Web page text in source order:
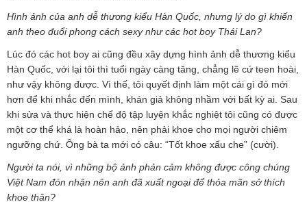
Hình ảnh của anh dễ thương kiểu Hàn Quốc, nhưng lý do gì khiến
anh theo đuổi phong cách sexy như các hot boy Thái Lan?
Lúc đó các hot boy ai cũng đều xây dựng hình ảnh dễ thương kiểu
Hàn Quốc, với lại tôi thì tuổi ngày càng tăng, chẳng lẽ cứ teen hoài,
như vậy không được. Vì thế, tôi quyết định làm một cái gì đó mới
hơn để khi nhắc đến mình, khán giả không nhầm với bất kỳ ai. Sau
khi sửa và thực hiện chế độ tập luyện khắc nghiệt tôi cũng có được
một cơ thể khá là hoàn hảo, nên phải khoe cho mọi người chiêm
ngưỡng chứ. Ông bà ta mới có câu: “Tốt khoe xấu che” (cười).
Người ta nói, vì những bộ ảnh phản cảm không được công chúng
Việt Nam đón nhận nên anh đã xuất ngoại để thỏa mãn sở thích
khoe thân?